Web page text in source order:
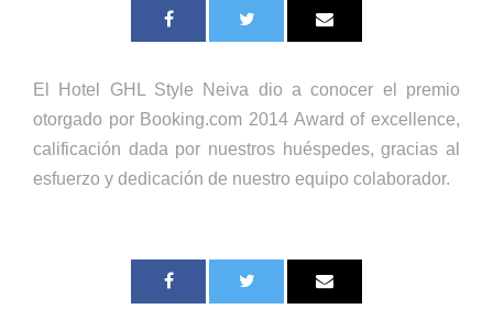
El Hotel GHL Style Neiva dio a conocer el premio
otorgado por Booking.com 2014 Award of excellence,
calificación dada por nuestros huéspedes, gracias al
esfuerzo y dedicación de nuestro equipo colaborador.